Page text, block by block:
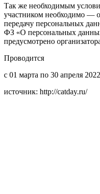
Так же необходимым
участником необходимо —
передачу персональных
ФЗ «О персональных
предусмотрено
Проводится
с 01 марта по 30 апреля
источник: http://catday.ru/